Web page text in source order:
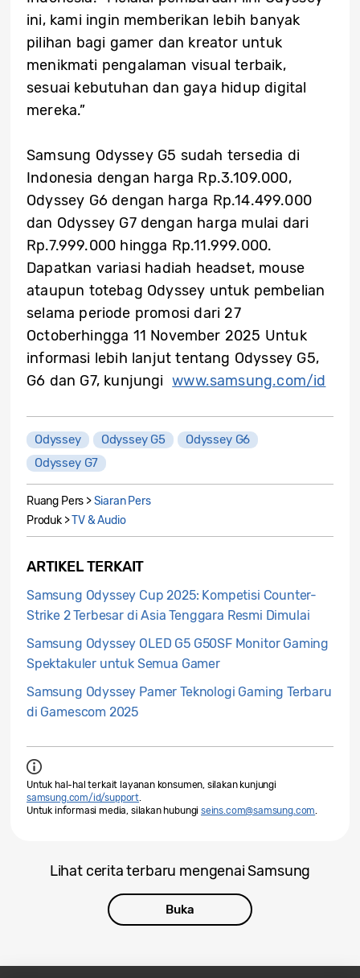
ini, kami ingin memberikan lebih banyak
pilihan bagi gamer dan kreator untuk
menikmati pengalaman visual terbaik,
sesuai kebutuhan dan gaya hidup digital
mereka.”
Samsung Odyssey G5 sudah tersedia di
Indonesia dengan harga Rp.3.109.000,
Odyssey G6 dengan harga Rp.14.499.000
dan Odyssey G7 dengan harga mulai dari
Rp.7.999.000 hingga Rp.11.999.000.
Dapatkan variasi hadiah headset, mouse
ataupun totebag Odyssey untuk pembelian
selama periode promosi dari 27
Octoberhingga 11 November 2025 Untuk
informasi lebih lanjut tentang Odyssey G5,
G6 dan G7, kunjungiwww.samsung.com/id
Odyssey Odyssey G5
Odyssey G6
Odyssey G7
Ruang Pers >Siaran Pers
Produk >TV & Audio
ARTIKEL TERKAIT
Samsung Odyssey Cup 2025: Kompetisi Counter-
Strike 2 Terbesar di Asia Tenggara Resmi Dimulai
Samsung Odyssey OLED G5 G50SF Monitor Gaming
Spektakuler untuk Semua Gamer
Samsung Odyssey Pamer Teknologi Gaming Terbaru
di Gamescom 2025
Untuk hal-hal terkait layanan konsumen, silakan kunjungi
samsung.com/id/support.
Untuk informasi media, silakan hubungi seins.com@samsung.com.
Lihat cerita terbaru mengenai Samsung
Buka